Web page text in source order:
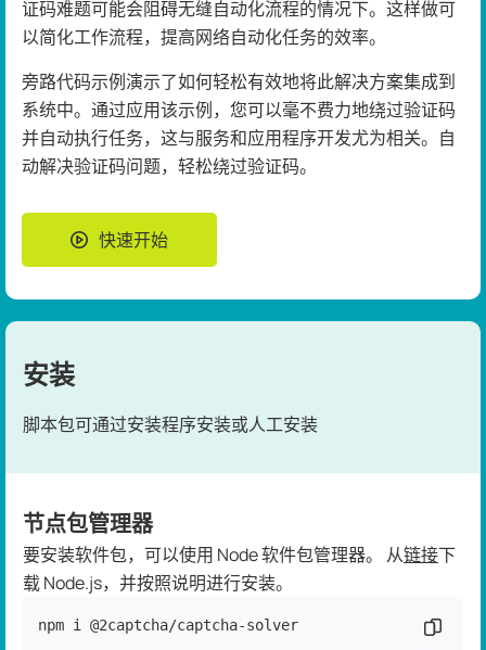
证码难题可能会阻碍无缝自动化流程的情况下。这样做可
以简化工作流程，提高网络自动化任务的效率。
旁路代码示例演示了如何轻松有效地将此解决方案集成到
系统中。通过应用该示例，您可以毫不费力地绕过验证码
并自动执行任务，这与服务和应用程序开发尤为相关。自
动解决验证码问题，轻松绕过验证码。
快速开始
安装
脚本包可通过安装程序安装或人工安装
节点包管理器
要安装软件包，可以使用 Node 软件包管理器。 从链接下
载 Node.js，并按照说明进行安装。
npm i @2captcha/captcha-solver 复制代